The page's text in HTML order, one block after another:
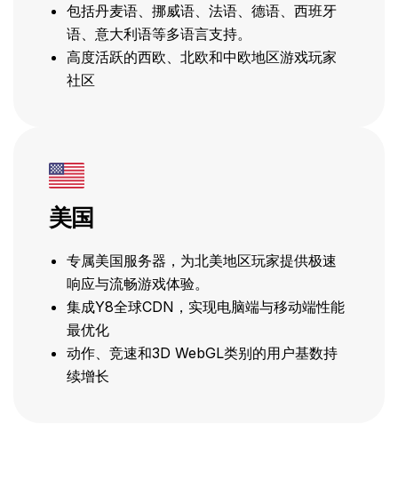
包括丹麦语、挪威语、法语、德语、西班牙
语、意大利语等多语言支持。
高度活跃的西欧、北欧和中欧地区游戏玩家
社区
美国
专属美国服务器，为北美地区玩家提供极速
响应与流畅游戏体验。
集成Y8全球CDN，实现电脑端与移动端性能
最优化
动作、竞速和3D WebGL类别的用户基数持
续增长